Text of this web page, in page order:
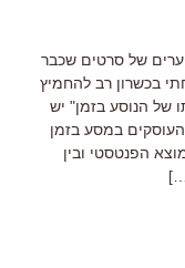
השבוע נדביק פערים של סרטים שכבר
בכשרון רב להחמיץ
של הנוסע בזמן" יש
העוסקים במסע בזמן
הפנטסטי ובין